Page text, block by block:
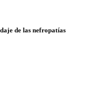
de las nefropatías